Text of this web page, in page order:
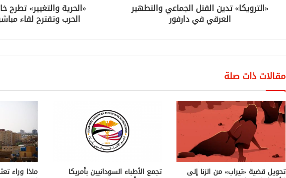
«الترويكا» تدين القتل الجماعي والتطهير
العرقي في دارفور
«الحرية والتغيير» تطرح
الحرب وتقترح لقاء
مقالات ذات صلة
تحويل قضية «تيراب» من الزنا إلى تجمع الأطباء السودانيين بأمريكا ماذا وراء